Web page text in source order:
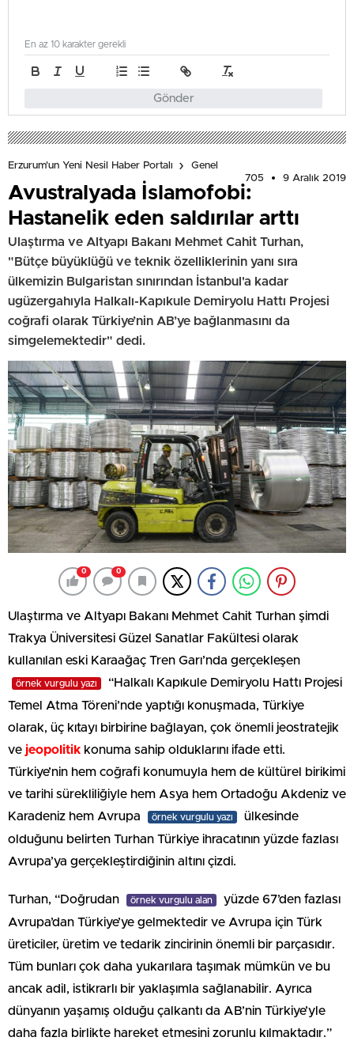
Gönder
En az 10 karakter gerekli
Erzurum'un Yeni Nesil Haber Portalı
Genel
705
9 Aralık 2019
Avustralyada İslamofobi:
Hastanelik eden saldırılar arttı
Ulaştırma ve Altyapı Bakanı Mehmet Cahit Turhan,
"Bütçe büyüklüğü ve teknik özelliklerinin yanı sıra
ülkemizin Bulgaristan sınırından İstanbul'a kadar
ugüzergahıyla Halkalı-Kapıkule Demiryolu Hattı Projesi
coğrafi olarak Türkiye’nin AB’ye bağlanmasını da
simgelemektedir" dedi.
0 0
Ulaştırma ve Altyapı Bakanı Mehmet Cahit Turhan şimdi
Trakya Üniversitesi Güzel Sanatlar Fakültesi olarak
kullanılan eski Karaağaç Tren Garı’nda gerçekleşen
örnek vurgulu yazı
“Halkalı Kapıkule Demiryolu Hattı Projesi
Temel Atma Töreni’nde yaptığı konuşmada, Türkiye
olarak, üç kıtayı birbirine bağlayan, çok önemli jeostratejik
ve jeopolitik konuma sahip olduklarını ifade etti.
Türkiye’nin hem coğrafi konumuyla hem de kültürel birikimi
ve tarihi sürekliliğiyle hem Asya hem Ortadoğu Akdeniz ve
Karadeniz hem Avrupa
örnek vurgulu yazı
ülkesinde
olduğunu belirten Turhan Türkiye ihracatının yüzde fazlası
Avrupa’ya gerçekleştirdiğinin altını çizdi.
Turhan, “Doğrudan örnek vurgulu alan
yüzde 67’den fazlası
Avrupa’dan Türkiye’ye gelmektedir ve Avrupa için Türk
üreticiler, üretim ve tedarik zincirinin önemli bir parçasıdır.
Tüm bunları çok daha yukarılara taşımak mümkün ve bu
ancak adil, istikrarlı bir yaklaşımla sağlanabilir. Ayrıca
dünyanın yaşamış olduğu çalkantı da AB’nin Türkiye’yle
daha fazla birlikte hareket etmesini zorunlu kılmaktadır.”